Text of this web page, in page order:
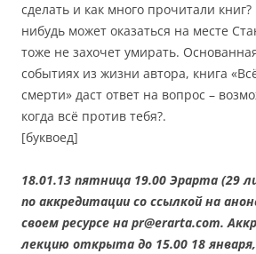
сделать и как много прочитали
нибудь может оказаться на месте
тоже не захочет умирать.
событиях из жизни автора, книга
смерти» даст ответ на вопрос –
когда всё против тебя?.
[буквоед]
18.01.13 пятница 19.00 Эрарта (29
по аккредитации со ссылкой на
своем ресурсе на pr@erarta.com.
лекцию открыта до 15.00 18